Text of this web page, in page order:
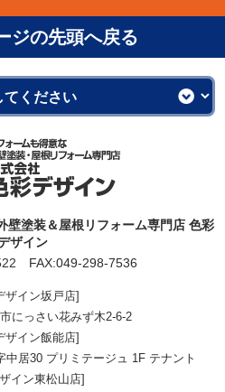
ジの先頭へ戻る
壁塗装＆屋根リフォーム専門店 色彩
ザイン
FAX:049-298-7536
ザイン坂戸店]
にっさい花みず木2-6-2
ザイン飯能店]
中居30 プリミテージュ 1F テナント
イン東松山店]